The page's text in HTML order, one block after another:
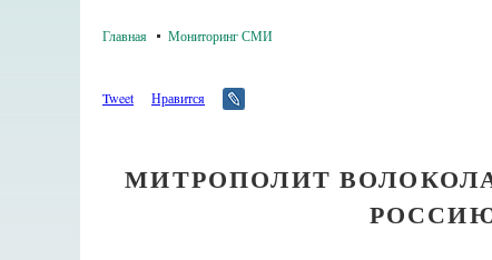
Главная Мониторинг СМИ
Tweet Нравится
МИТРОПОЛИТ